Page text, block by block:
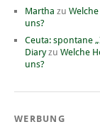
Martha zu
uns?
Ceuta: spontane
Diaryzu Welche
uns?
WERBUNG